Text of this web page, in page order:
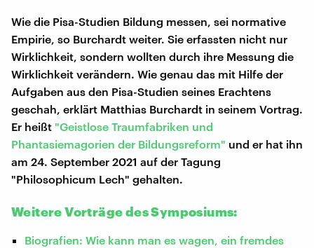
Wie die Pisa-Studien Bildung messen, sei normative
Empirie, so Burchardt weiter. Sie erfassten nicht nur
Wirklichkeit, sondern wollten durch ihre Messung die
Wirklichkeit verändern. Wie genau das mit Hilfe der
Aufgaben aus den Pisa-Studien seines Erachtens
geschah, erklärt Matthias Burchardt in seinem Vortrag.
Er heißt "Geistlose Traumfabriken und
Phantasiemagorien der Bildungsreform" und er hat ihn
am 24. September 2021 auf der Tagung
"Philosophicum Lech" gehalten.
Weitere Vorträge des Symposiums:
Biografien: Wie kann man es wagen, ein fremdes